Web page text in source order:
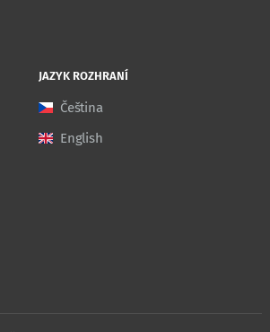
JAZYK ROZHRANÍ
Čeština
English